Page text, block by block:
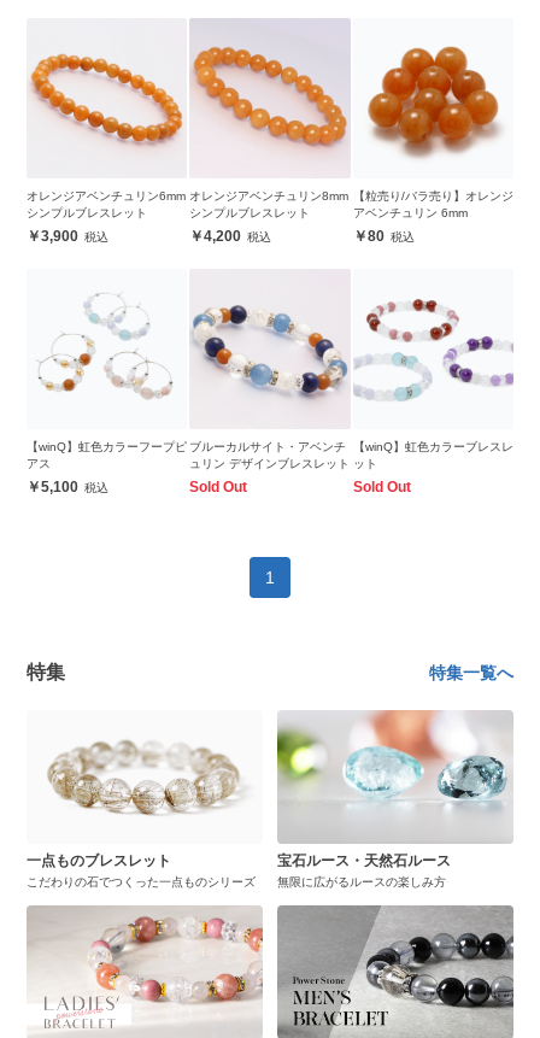
オレンジアベンチュリン6mm
シンプルブレスレット
3,900
オレンジアベンチュリン8mm
シンプルブレスレット
4,200
【粒売り/バラ売り】オレンジ
アベンチュリン 6mm
80
【winQ】虹色カラーフープピ
アス
5,100
ブルーカルサイト・アベンチ
ュリン デザインブレスレット
Sold Out
【winQ】虹色カラーブレスレ
ット
Sold Out
1
特集 特集一覧へ
一点ものブレスレット
こだわりの石でつくった一点ものシリーズ
宝石ルース・天然石ルース
無限に広がるルースの楽しみ方